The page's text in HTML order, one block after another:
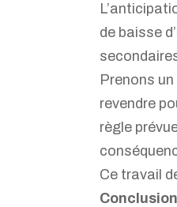
de baisse
Prenons
revendre
règle
Ce travail
Conclusion